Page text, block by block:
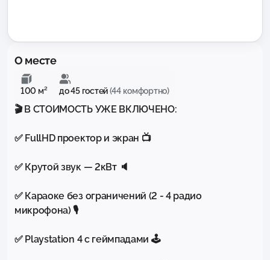
О месте
100 м² до 45 гостей(44 комфортно)
🎬 В СТОИМОСТЬ УЖЕ ВКЛЮЧЕНО:
✅ FullHD проектор и экран 📺
✅ Крутой звук — 2кВт 🔈
✅ Караоке без ограничений (2 - 4 радио
микрофона) 🎙️
✅ Playstation 4 с геймпадами 🕹️